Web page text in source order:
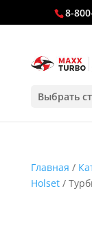
8-
Выбрать
Главная /
Holset/